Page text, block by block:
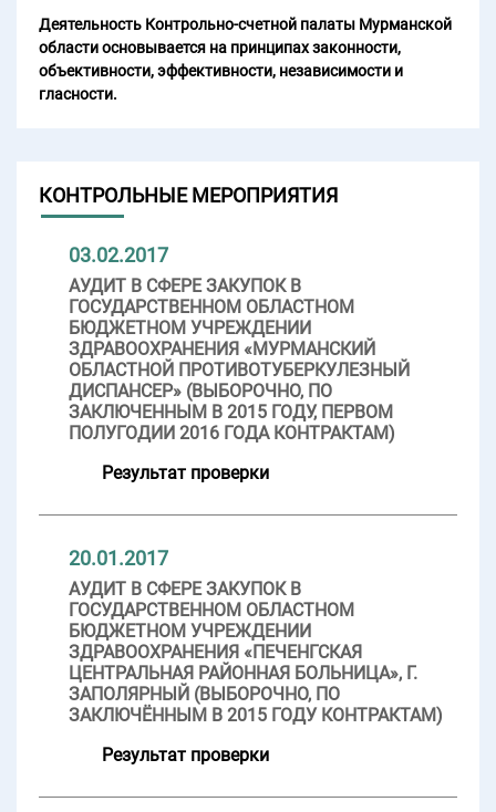
Деятельность Контрольно-счетной палаты Мурманской
области основывается на принципах законности,
объективности, эффективности, независимости и
гласности.
КОНТРОЛЬНЫЕ МЕРОПРИЯТИЯ
03.02.2017
АУДИТ В СФЕРЕ ЗАКУПОК В
ГОСУДАРСТВЕННОМ ОБЛАСТНОМ
БЮДЖЕТНОМ УЧРЕЖДЕНИИ
ЗДРАВООХРАНЕНИЯ «МУРМАНСКИЙ
ОБЛАСТНОЙ ПРОТИВОТУБЕРКУЛЕЗНЫЙ
ДИСПАНСЕР» (ВЫБОРОЧНО, ПО
ЗАКЛЮЧЕННЫМ В 2015 ГОДУ, ПЕРВОМ
ПОЛУГОДИИ 2016 ГОДА КОНТРАКТАМ)
Результат проверки
20.01.2017
АУДИТ В СФЕРЕ ЗАКУПОК В
ГОСУДАРСТВЕННОМ ОБЛАСТНОМ
БЮДЖЕТНОМ УЧРЕЖДЕНИИ
ЗДРАВООХРАНЕНИЯ «ПЕЧЕНГСКАЯ
ЦЕНТРАЛЬНАЯ РАЙОННАЯ БОЛЬНИЦА», Г.
ЗАПОЛЯРНЫЙ (ВЫБОРОЧНО, ПО
ЗАКЛЮЧЁННЫМ В 2015 ГОДУ КОНТРАКТАМ)
Результат проверки